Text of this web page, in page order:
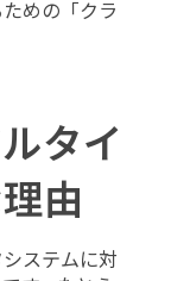
めの「クラ
タイ
由
ステムに対